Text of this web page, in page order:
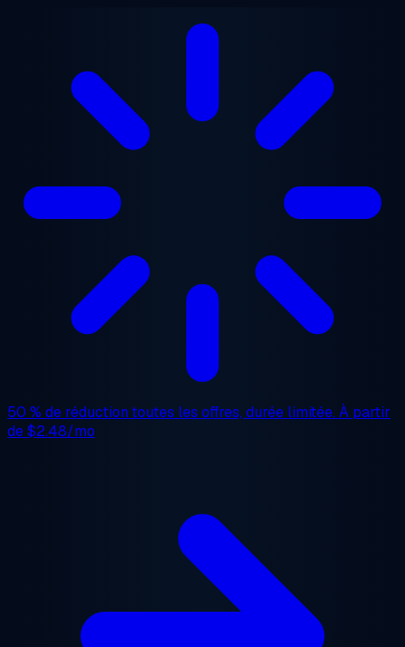
50 % de réduction toutes les offres, durée limitée. À partir
de$2.48/mo